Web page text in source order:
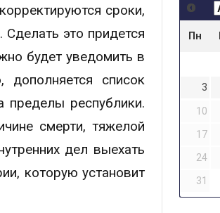
сроки,
это придется
будет уведомить в
список
республики.
смерти, тяжелой
дел выехать
которую установит
Пн
3
10
17
24
31